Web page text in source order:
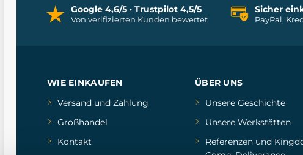
Google 4,6/5 · Trustpilot 4,5/5
Von verifizierten Kunden bewertet
Sicher
PayPal,
WIE EINKAUFEN
Versand und Zahlung
Großhandel
Kontakt
ÜBER UNS
Unsere Geschichte
Unsere Werkstätten
Referenzenund